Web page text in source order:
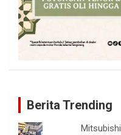
Berita Trending